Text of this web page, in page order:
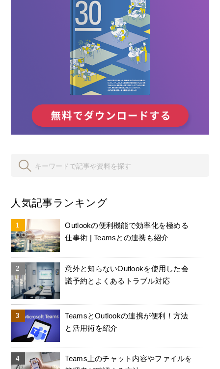
人気記事ランキング
Outlookの便利機能で効率化を極める
仕事術 | Teamsとの連携も紹介
意外と知らないOutlookを使用した会
議予約とよくあるトラブル対応
TeamsとOutlookの連携が便利！方法
と活用術を紹介
Teams上のチャット内容やファイルを